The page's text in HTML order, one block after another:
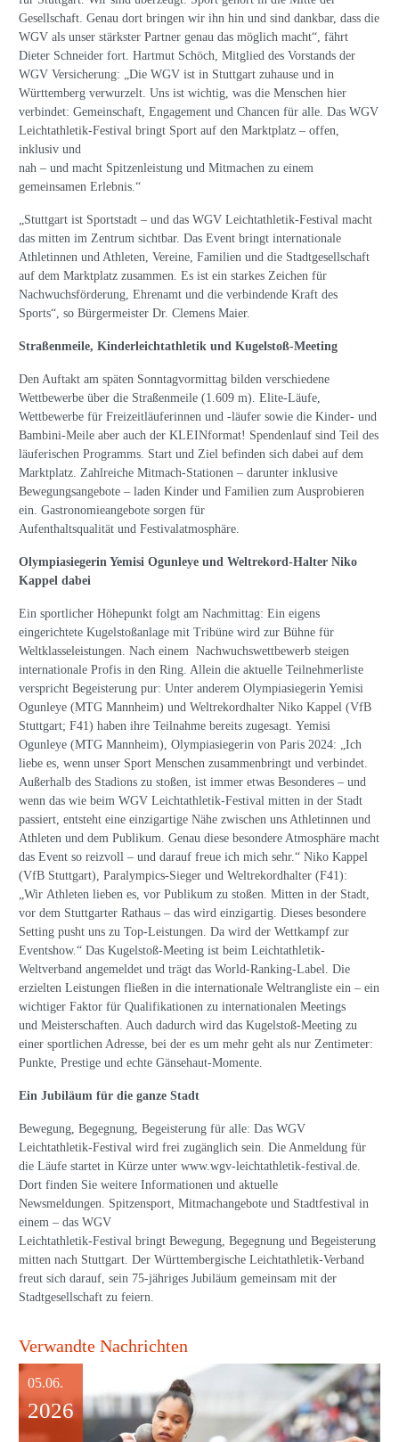
Gesellschaft. Genau dort bringen wir ihn hin und sind dankbar, dass die
WGV als unser stärkster Partner genau das möglich macht“, fährt
Dieter Schneider fort. Hartmut Schöch, Mitglied des Vorstands der
WGV Versicherung: „Die WGV ist in Stuttgart zuhause und in
Württemberg verwurzelt. Uns ist wichtig, was die Menschen hier
verbindet: Gemeinschaft, Engagement und Chancen für alle. Das WGV
Leichtathletik-Festival bringt Sport auf den Marktplatz – offen,
inklusiv und
nah – und macht Spitzenleistung und Mitmachen zu einem
gemeinsamen Erlebnis.“
„Stuttgart ist Sportstadt – und das WGV Leichtathletik-Festival macht
das mitten im Zentrum sichtbar. Das Event bringt internationale
Athletinnen und Athleten, Vereine, Familien und die Stadtgesellschaft
auf dem Marktplatz zusammen. Es ist ein starkes Zeichen für
Nachwuchsförderung, Ehrenamt und die verbindende Kraft des
Sports“, so Bürgermeister Dr. Clemens Maier.
Straßenmeile, Kinderleichtathletik und Kugelstoß-Meeting
Den Auftakt am späten Sonntagvormittag bilden verschiedene
Wettbewerbe über die Straßenmeile (1.609 m). Elite-Läufe,
Wettbewerbe für Freizeitläuferinnen und -läufer sowie die Kinder- und
Bambini-Meile aber auch der KLEINformat! Spendenlauf sind Teil des
läuferischen Programms. Start und Ziel befinden sich dabei auf dem
Marktplatz. Zahlreiche Mitmach-Stationen – darunter inklusive
Bewegungsangebote – laden Kinder und Familien zum Ausprobieren
ein. Gastronomieangebote sorgen für
Aufenthaltsqualität und Festivalatmosphäre.
Olympiasiegerin Yemisi Ogunleye und Weltrekord-Halter Niko
Kappel dabei
Ein sportlicher Höhepunkt folgt am Nachmittag: Ein eigens
eingerichtete Kugelstoßanlage mit Tribüne wird zur Bühne für
Weltklasseleistungen. Nach einem Nachwuchswettbewerb steigen
internationale Profis in den Ring. Allein die aktuelle Teilnehmerliste
verspricht Begeisterung pur: Unter anderem Olympiasiegerin Yemisi
Ogunleye (MTG Mannheim) und Weltrekordhalter Niko Kappel (VfB
Stuttgart; F41) haben ihre Teilnahme bereits zugesagt. Yemisi
Ogunleye (MTG Mannheim), Olympiasiegerin von Paris 2024: „Ich
liebe es, wenn unser Sport Menschen zusammenbringt und verbindet.
Außerhalb des Stadions zu stoßen, ist immer etwas Besonderes – und
wenn das wie beim WGV Leichtathletik-Festival mitten in der Stadt
passiert, entsteht eine einzigartige Nähe zwischen uns Athletinnen und
Athleten und dem Publikum. Genau diese besondere Atmosphäre macht
das Event so reizvoll – und darauf freue ich mich sehr.“ Niko Kappel
(VfB Stuttgart), Paralympics-Sieger und Weltrekordhalter (F41):
„Wir Athleten lieben es, vor Publikum zu stoßen. Mitten in der Stadt,
vor dem Stuttgarter Rathaus – das wird einzigartig. Dieses besondere
Setting pusht uns zu Top-Leistungen. Da wird der Wettkampf zur
Eventshow.“ Das Kugelstoß-Meeting ist beim Leichtathletik-
Weltverband angemeldet und trägt das World-Ranking-Label. Die
erzielten Leistungen fließen in die internationale Weltrangliste ein – ein
wichtiger Faktor für Qualifikationen zu internationalen Meetings
und Meisterschaften. Auch dadurch wird das Kugelstoß-Meeting zu
einer sportlichen Adresse, bei der es um mehr geht als nur Zentimeter:
Punkte, Prestige und echte Gänsehaut-Momente.
Ein Jubiläum für die ganze Stadt
Bewegung, Begegnung, Begeisterung für alle: Das WGV
Leichtathletik-Festival wird frei zugänglich sein. Die Anmeldung für
die Läufe startet in Kürze unter www.wgv-leichtathletik-festival.de.
Dort finden Sie weitere Informationen und aktuelle
Newsmeldungen. Spitzensport, Mitmachangebote und Stadtfestival in
einem – das WGV
Leichtathletik-Festival bringt Bewegung, Begegnung und Begeisterung
mitten nach Stuttgart. Der Württembergische Leichtathletik-Verband
freut sich darauf, sein 75-jähriges Jubiläum gemeinsam mit der
Stadtgesellschaft zu feiern.
Verwandte Nachrichten
05.06.
2026